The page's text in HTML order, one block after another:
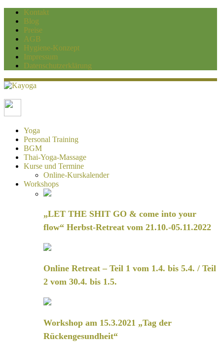
Kontakt
Blog
Preise
AGB
Hygiene-Konzept
Impressum
Datenschutzerklärung
Kayoga
Yoga und Personaltraining Duisburg
Yoga
Personal Training
BGM
Thai-Yoga-Massage
Kurse und Termine
Online-Kurskalender
Workshops
„LET THE SHIT GO & come into your
flow“ Herbst-Retreat vom 21.10.-05.11.2022
Online Retreat – Teil 1 vom 1.4. bis 5.4. / Teil
2 vom 30.4. bis 1.5.
Workshop am 15.3.2021 „Tag der
Rückengesundheit“